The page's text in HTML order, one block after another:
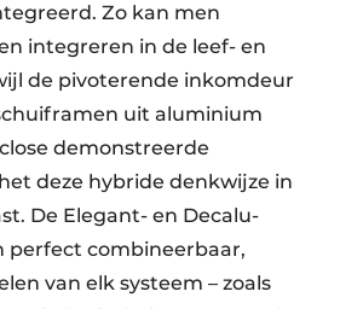
Zo kan men
integreren in de leef- en
de pivoterende inkomdeur
uit aluminium
demonstreerde
deze hybride denkwijze in
De Elegant- en Decalu-
perfect combineerbaar,
van elk systeem – zoals